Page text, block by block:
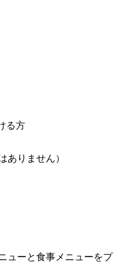
る方
ありません）
ューと食事メニューをプ